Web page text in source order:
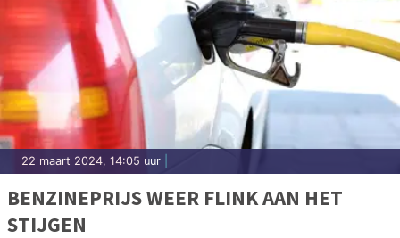
22 maart 2024, 14:05 uur
BENZINEPRIJS WEER FLINK AAN HET
STIJGEN